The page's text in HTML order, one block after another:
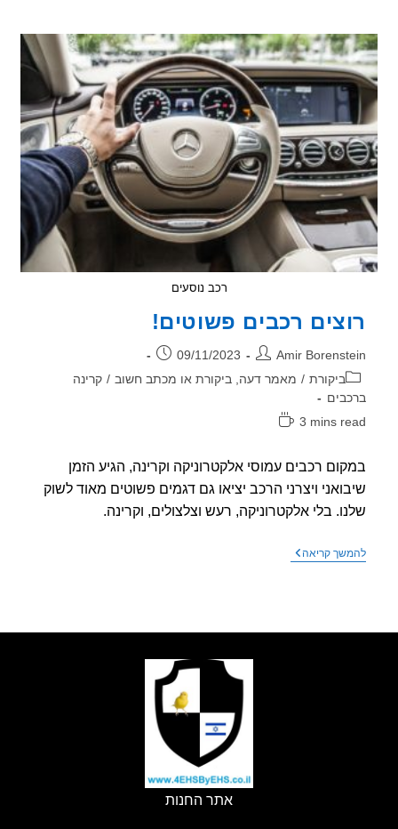
רכב נוסעים
רכבים פשוטים!
Amir פורסם:
09/11/2023
ביקורת / מאמר דעה, ביקורת או מכתב חשוב / קרינה
3 mins
רכבים עמוסי אלקטרוניקה וקרינה, הגיע הזמן
ויצרני הרכב יציאו גם דגמים פשוטים מאוד לשוק
בלי אלקטרוניקה, רעש וצלצולים, וקרינה.
קריאהרוצים
אתר החנות